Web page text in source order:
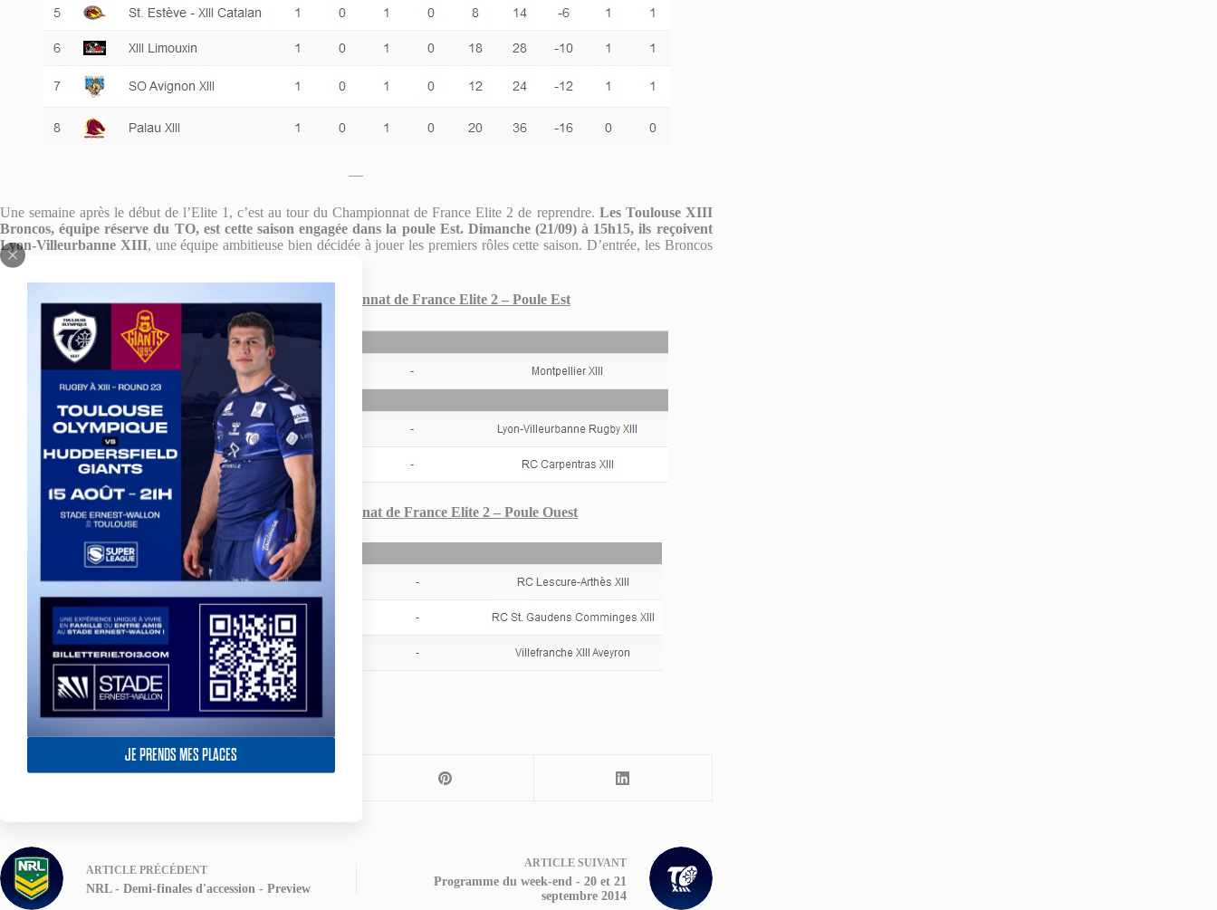
JE PRENDS MES PLACES
—
Une semaine après le début de l’Elite 1, c’est au tour du Championnat de France Elite 2 de reprendre. Les Toulouse XIII
Broncos, équipe réserve du TO, est cette saison engagée dans la poule Est. Dimanche (21/09) à 15h15, ils reçoivent
Lyon-Villeurbanne XIII, une équipe ambitieuse bien décidée à jouer les premiers rôles cette saison. D’entrée, les Broncos
ont un gros match à négocier.
Programme 1ème journée Championnat de France Elite 2 – Poule Est
Programme 1ème journée Championnat de France Elite 2 – Poule Ouest
ARTICLE PRÉCÉDENT
NRL - Demi-finales d'accession - Preview
ARTICLESUIVANT
Programme du week-end - 20 et 21
septembre 2014